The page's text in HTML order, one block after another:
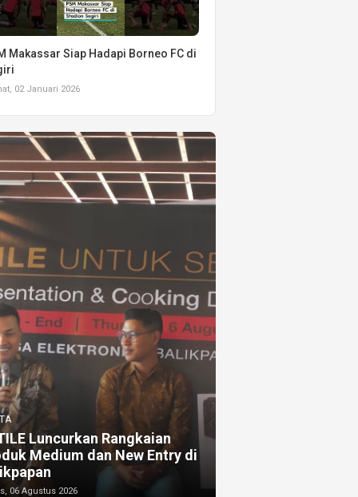
Makassar Siap Hadapi Borneo FC di
02 Januari 2026
Luncurkan Rangkaian
Medium dan New Entry di
06 Agustus 2026